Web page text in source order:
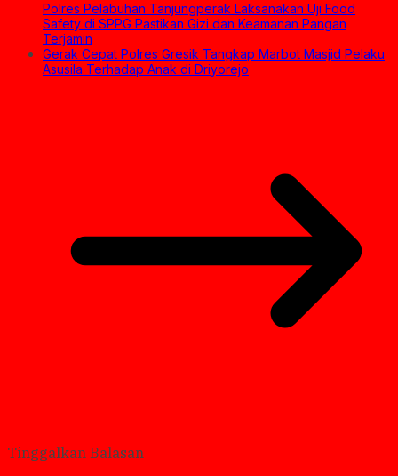
Polres Pelabuhan Tanjungperak Laksanakan Uji Food
Safety di SPPG Pastikan Gizi dan Keamanan Pangan
Terjamin
Gerak Cepat Polres Gresik Tangkap Marbot Masjid Pelaku
Asusila Terhadap Anak di Driyorejo
Tinggalkan Balasan